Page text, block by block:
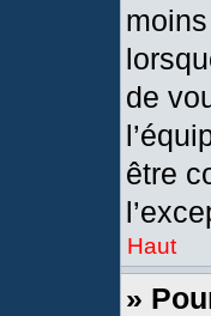
de
être
Haut
»